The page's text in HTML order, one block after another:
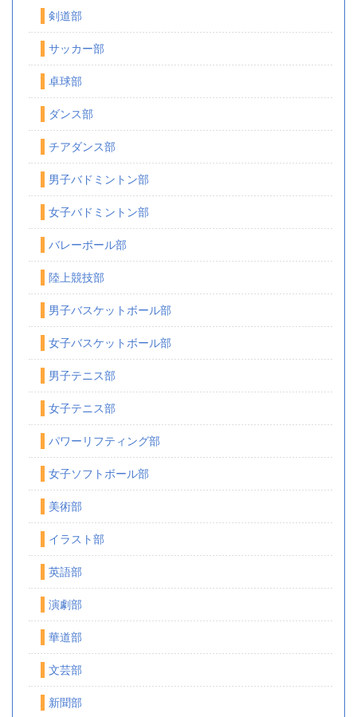
剣道部
サッカー部
卓球部
ダンス部
チアダンス部
男子バドミントン部
女子バドミントン部
バレーボール部
陸上競技部
男子バスケットボール部
女子バスケットボール部
男子テニス部
女子テニス部
パワーリフティング部
女子ソフトボール部
美術部
イラスト部
英語部
演劇部
華道部
文芸部
新聞部